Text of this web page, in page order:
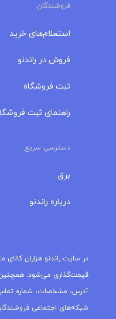
فروشندگان
استعلام‌های خرید
فروش در راندنو
ثبت فروشگاه
راهنمای ثبت
دسترسی سریع
برق
درباره‌ راندنو
در سایت راندنو هزاران
قیمت‌گذاری می‌شود. همچنین
آدرس، مشخصات، شماره
شبکه‌های اجتماعی